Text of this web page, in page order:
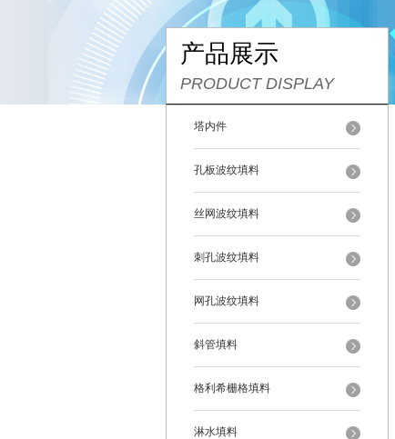
产品展示
PRODUCT DISPLAY
塔内件
孔板波纹填料
丝网波纹填料
刺孔波纹填料
网孔波纹填料
斜管填料
格利希栅格填料
淋水填料